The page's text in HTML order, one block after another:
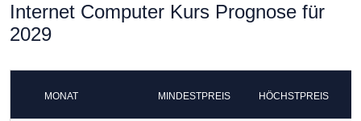
Internet Computer Kurs Prognose für
2029
MONAT MINDESTPREIS HÖCHSTPREIS